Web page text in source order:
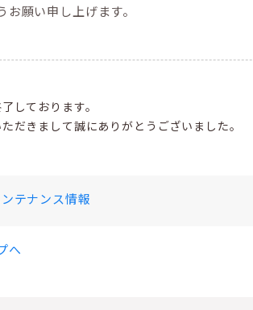
お願い申し上げます。
しております。
だきまして誠にありがとうございました。
ンテナンス情報
へ